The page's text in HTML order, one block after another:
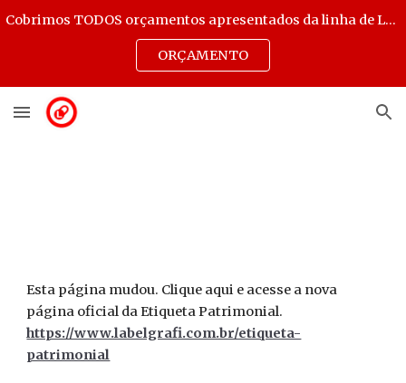
Cobrimos TODOS orçamentos apresentados da linha de Lacres Destrutíveis, Transparentes e Selos de Autenticidade.
ORÇAMENTO
Esta página mudou. Clique aqui e acesse a nova
página oficial da Etiqueta Patrimonial.
https://www.labelgrafi.com.br/etiqueta-
patrimonial